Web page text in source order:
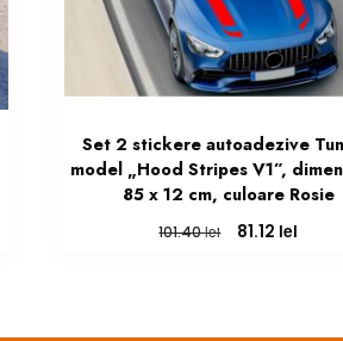
Set 2 stickere autoadezive
model „Hood Stripes V1”,
85 x 12 cm, culoare Rosie
101.40lei
Prețul
81.12 lei